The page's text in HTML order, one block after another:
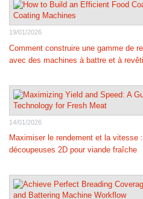
19/01/2026
Comment construire une gamme de
avec des machines à battre et à
14/01/2026
Maximiser le rendement et la vitesse
découpeuses 2D pour viande fraîche